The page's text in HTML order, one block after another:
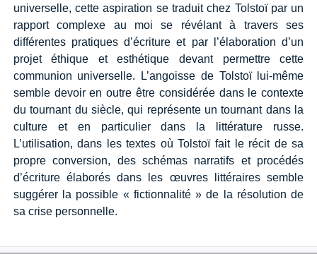
universelle, cette aspiration se traduit chez Tolstoï par un
rapport complexe au moi se révélant à travers ses
différentes pratiques d’écriture et par l’élaboration d’un
projet éthique et esthétique devant permettre cette
communion universelle. L’angoisse de Tolstoï lui-même
semble devoir en outre être considérée dans le contexte
du tournant du siècle, qui représente un tournant dans la
culture et en particulier dans la littérature russe.
L’utilisation, dans les textes où Tolstoï fait le récit de sa
propre conversion, des schémas narratifs et procédés
d’écriture élaborés dans les œuvres littéraires semble
suggérer la possible « fictionnalité » de la résolution de
sa crise personnelle.